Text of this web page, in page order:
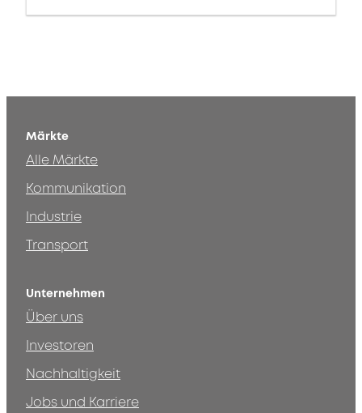
Märkte
Alle Märkte
Kommunikation
Industrie
Transport
Unternehmen
Über uns
Investoren
Nachhaltigkeit
Jobs und Karriere